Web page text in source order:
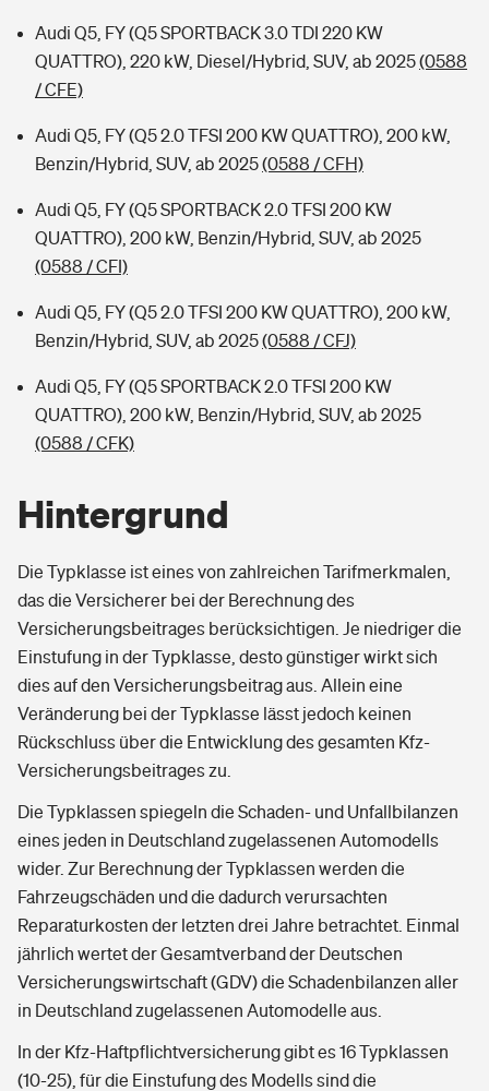
Audi Q5, FY (Q5 SPORTBACK 3.0 TDI 220 KW
QUATTRO), 220 kW, Diesel/Hybrid, SUV, ab 2025(0588
/ CFE)
Audi Q5, FY (Q5 2.0 TFSI 200 KW QUATTRO), 200 kW,
Benzin/Hybrid, SUV, ab 2025(0588 / CFH)
Audi Q5, FY (Q5 SPORTBACK 2.0 TFSI 200 KW
QUATTRO), 200 kW, Benzin/Hybrid, SUV, ab 2025
(0588 / CFI)
Audi Q5, FY (Q5 2.0 TFSI 200 KW QUATTRO), 200 kW,
Benzin/Hybrid, SUV, ab 2025(0588 / CFJ)
Audi Q5, FY (Q5 SPORTBACK 2.0 TFSI 200 KW
QUATTRO), 200 kW, Benzin/Hybrid, SUV, ab 2025
(0588 / CFK)
Hintergrund
Die Typklasse ist eines von zahlreichen Tarifmerkmalen,
das die Versicherer bei der Berechnung des
Versicherungsbeitrages berücksichtigen. Je niedriger die
Einstufung in der Typklasse, desto günstiger wirkt sich
dies auf den Versicherungsbeitrag aus. Allein eine
Veränderung bei der Typklasse lässt jedoch keinen
Rückschluss über die Entwicklung des gesamten Kfz-
Versicherungsbeitrages zu.
Die Typklassen spiegeln die Schaden- und Unfallbilanzen
eines jeden in Deutschland zugelassenen Automodells
wider. Zur Berechnung der Typklassen werden die
Fahrzeugschäden und die dadurch verursachten
Reparaturkosten der letzten drei Jahre betrachtet. Einmal
jährlich wertet der Gesamtverband der Deutschen
Versicherungswirtschaft (GDV) die Schadenbilanzen aller
in Deutschland zugelassenen Automodelle aus.
In der Kfz-Haftpflichtversicherung gibt es 16 Typklassen
(10-25), für die Einstufung des Modells sind die